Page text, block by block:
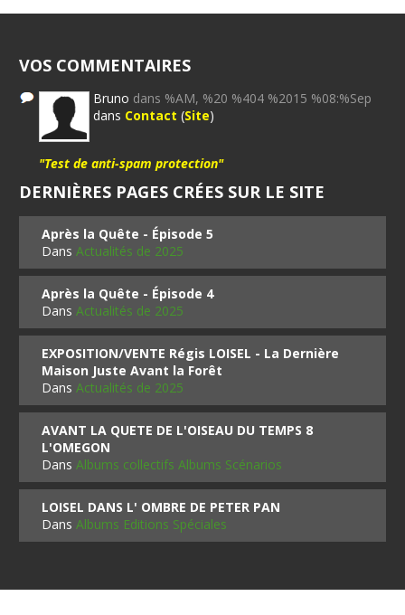
VOS COMMENTAIRES
Bruno dans %AM, %20 %404 %2015 %08:%Sep
dans Contact (Site)
"Test de anti-spam protection"
DERNIÈRES PAGES CRÉES SUR LE SITE
Après la Quête - Épisode 5
DansActualités de 2025
Après la Quête - Épisode 4
DansActualités de 2025
EXPOSITION/VENTE Régis LOISEL - La Dernière
Maison Juste Avant la Forêt
DansActualités de 2025
AVANT LA QUETE DE L'OISEAU DU TEMPS 8
L'OMEGON
DansAlbums collectifs Albums Scénarios
LOISEL DANS L' OMBRE DE PETER PAN
DansAlbums Editions Spéciales